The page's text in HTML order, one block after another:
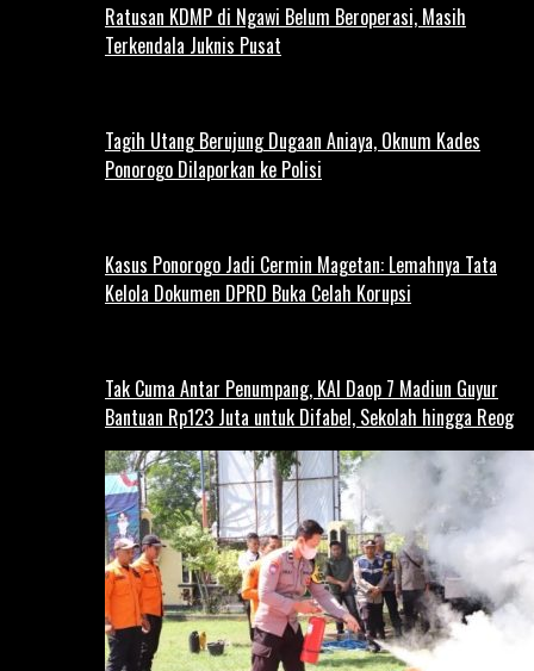
Ratusan KDMP di Ngawi Belum Beroperasi, Masih
Terkendala Juknis Pusat
Tagih Utang Berujung Dugaan Aniaya, Oknum Kades
Ponorogo Dilaporkan ke Polisi
Kasus Ponorogo Jadi Cermin Magetan: Lemahnya Tata
Kelola Dokumen DPRD Buka Celah Korupsi
Tak Cuma Antar Penumpang, KAI Daop 7 Madiun Guyur
Bantuan Rp123 Juta untuk Difabel, Sekolah hingga Reog